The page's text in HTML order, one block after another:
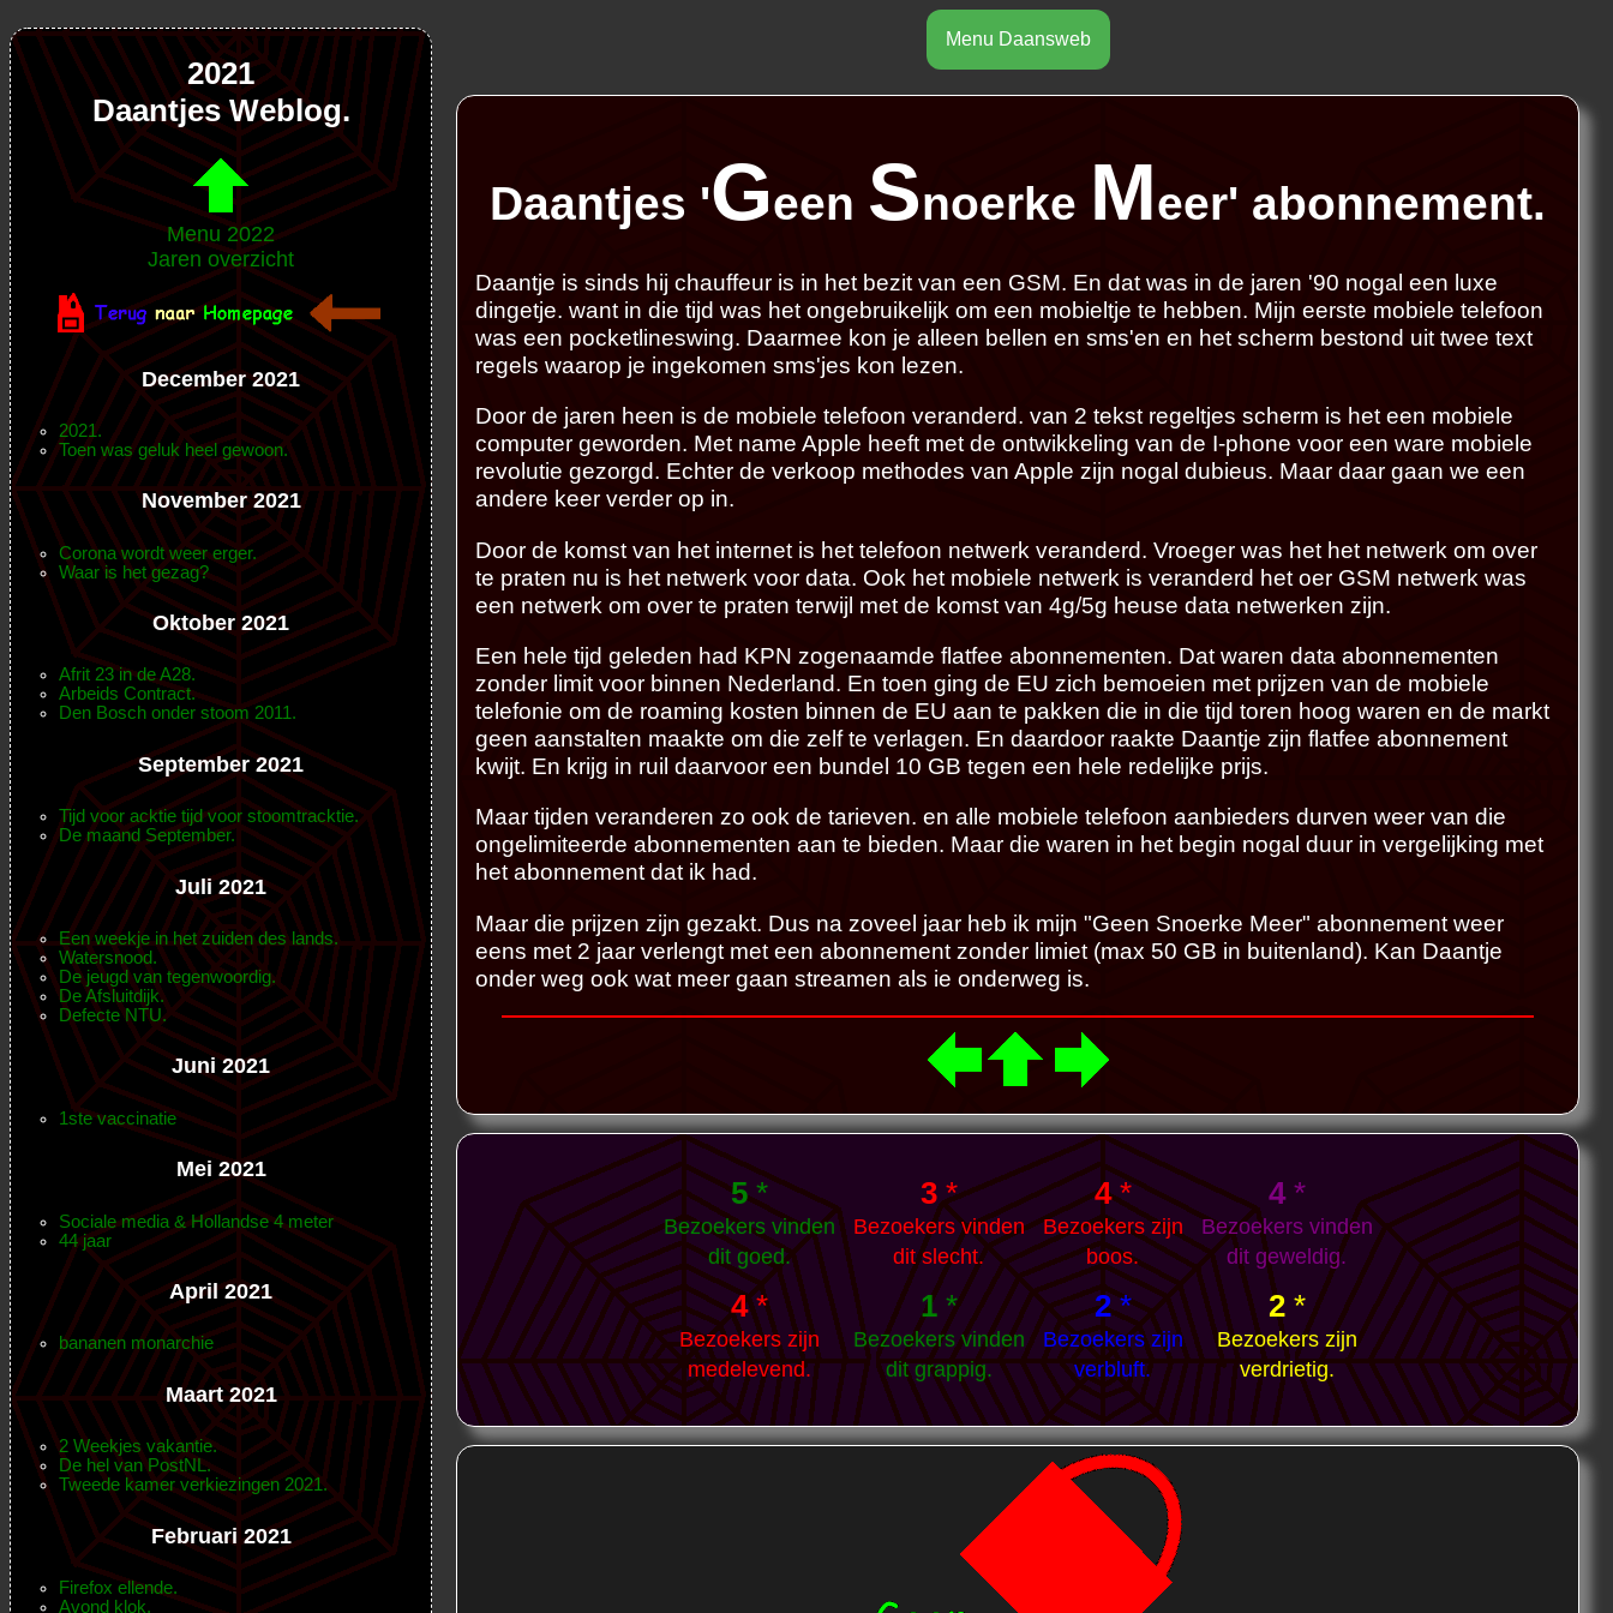
2021
Daantjes Weblog.
Menu 2022
Jaren overzicht
December 2021
2021.
Toen was geluk heel gewoon.
November 2021
Corona wordt weer erger.
Waar is het gezag?
Oktober 2021
Afrit 23 in de A28.
Arbeids Contract.
Den Bosch onder stoom 2011.
September 2021
Tijd voor acktie tijd voor stoomtracktie.
De maand September.
Juli 2021
Een weekje in het zuiden des lands.
Watersnood.
De jeugd van tegenwoordig.
De Afsluitdijk.
Defecte NTU.
Juni 2021
1ste vaccinatie
Mei 2021
Sociale media & Hollandse 4 meter
44 jaar
April 2021
bananen monarchie
Maart 2021
2 Weekjes vakantie.
De hel van PostNL.
Tweede kamer verkiezingen 2021.
Februari 2021
Firefox ellende.
Avond klok.
Menu Daansweb
Smal beeldscherm of smal venster. Tekst pas niet naast
browser venster breeder.
Daantjes 'Geen Snoerke Meer' abonnement.
Daantje is sinds hij chauffeur is in het bezit van een GSM. En dat was in de jaren '90 nogal een luxe
dingetje. want in die tijd was het ongebruikelijk om een mobieltje te hebben. Mijn eerste mobiele telefoon
was een pocketlineswing. Daarmee kon je alleen bellen en sms'en en het scherm bestond uit twee text
regels waarop je ingekomen sms'jes kon lezen.
Door de jaren heen is de mobiele telefoon veranderd. van 2 tekst regeltjes scherm is het een mobiele
computer geworden. Met name Apple heeft met de ontwikkeling van de I-phone voor een ware mobiele
revolutie gezorgd. Echter de verkoop methodes van Apple zijn nogal dubieus. Maar daar gaan we een
andere keer verder op in.
Door de komst van het internet is het telefoon netwerk veranderd. Vroeger was het het netwerk om over
te praten nu is het netwerk voor data. Ook het mobiele netwerk is veranderd het oer GSM netwerk was
een netwerk om over te praten terwijl met de komst van 4g/5g heuse data netwerken zijn.
Een hele tijd geleden had KPN zogenaamde flatfee abonnementen. Dat waren data abonnementen
zonder limit voor binnen Nederland. En toen ging de EU zich bemoeien met prijzen van de mobiele
telefonie om de roaming kosten binnen de EU aan te pakken die in die tijd toren hoog waren en de markt
geen aanstalten maakte om die zelf te verlagen. En daardoor raakte Daantje zijn flatfee abonnement
kwijt. En krijg in ruil daarvoor een bundel 10 GB tegen een hele redelijke prijs.
Maar tijden veranderen zo ook de tarieven. en alle mobiele telefoon aanbieders durven weer van die
ongelimiteerde abonnementen aan te bieden. Maar die waren in het begin nogal duur in vergelijking met
het abonnement dat ik had.
Maar die prijzen zijn gezakt. Dus na zoveel jaar heb ik mijn "Geen Snoerke Meer" abonnement weer
eens met 2 jaar verlengt met een abonnement zonder limiet (max 50 GB in buitenland). Kan Daantje
onder weg ook wat meer gaan streamen als ie onderweg is.
5*
Bezoekers vinden
dit goed.
3*
Bezoekers vinden
dit slecht.
4*
Bezoekers zijn
boos.
4*
Bezoekers vinden
dit geweldig.
4*
Bezoekers zijn
medelevend.
1*
Bezoekers vinden
dit grappig.
2*
Bezoekers zijn
verbluft.
2*
Bezoekers zijn
verdrietig.